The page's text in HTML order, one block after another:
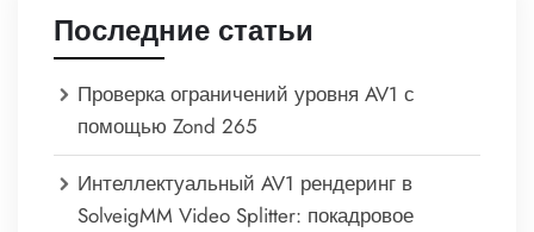
Последние статьи
Проверка ограничений уровня AV1 с
помощью Zond 265
Интеллектуальный AV1 рендеринг в
SolveigMM Video Splitter: покадровое